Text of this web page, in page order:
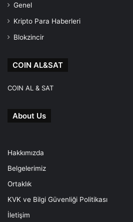
Genel
Kripto Para Haberleri
Blokzincir
COIN AL&SAT
COIN AL & SAT
About Us
Hakkımızda
Belgelerimiz
Ortaklık
KVK ve Bilgi Güvenliği Politikası
İletişim